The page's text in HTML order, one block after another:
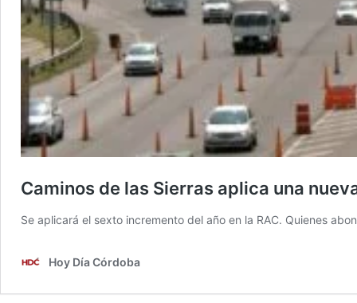
Caminos de las Sierras aplica una
Se aplicará el sexto incremento del año en la RAC. Quienes
Hoy Día Córdoba